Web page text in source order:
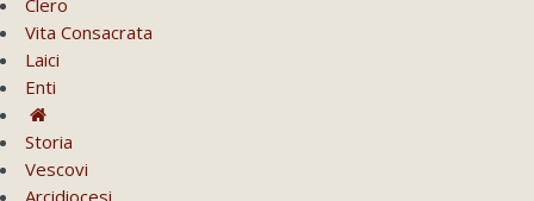
Vita Consacrata
Laici
Enti
Storia
Vescovi
Arcidiocesi